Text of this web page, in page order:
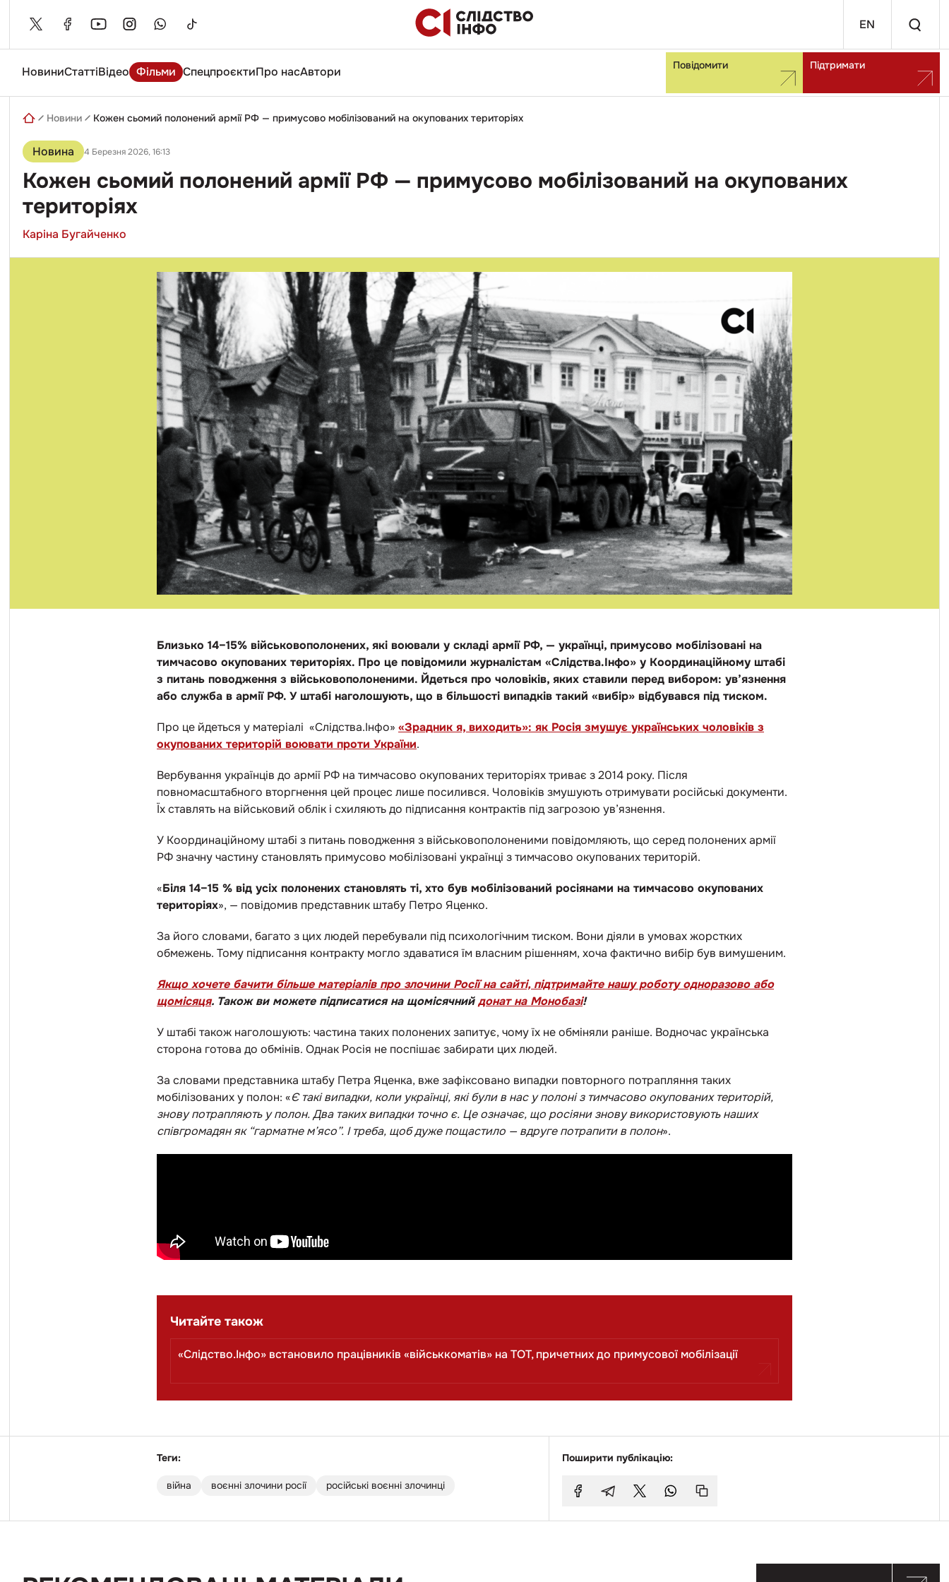
content EN
НовиниСтаттіВідео Фільми СпецпроєктиПро насАвтори Повідомити Підтримати
Введіть
Новини Кожен сьомий полонений армії РФ — примусово мобілізований на окупованих територіях
Новина 4 Березня 2026, 16:13
Кожен сьомий полонений армії РФ — примусово мобілізований на окупованих
територіях
Каріна Бугайченко
Близько 14–15% військовополонених, які воювали у складі армії РФ, — українці, примусово мобілізовані на
тимчасово окупованих територіях. Про це повідомили журналістам «Слідства.Інфо» у Координаційному штабі
з питань поводження з військовополоненими. Йдеться про чоловіків, яких ставили перед вибором: ув’язнення
або служба в армії РФ. У штабі наголошують, що в більшості випадків такий «вибір» відбувався під тиском.
Про це йдеться у матеріалі «Слідства.Інфо» «Зрадник я, виходить»: як Росія змушує українських чоловіків з
окупованих територій воювати проти України.
Вербування українців до армії РФ на тимчасово окупованих територіях триває з 2014 року. Після
повномасштабного вторгнення цей процес лише посилився. Чоловіків змушують отримувати російські документи.
Їх ставлять на військовий облік і схиляють до підписання контрактів під загрозою ув’язнення.
У Координаційному штабі з питань поводження з військовополоненими повідомляють, що серед полонених армії
РФ значну частину становлять примусово мобілізовані українці з тимчасово окупованих територій.
«Біля 14–15 % від усіх полонених становлять ті, хто був мобілізований росіянами на тимчасово окупованих
територіях», — повідомив представник штабу Петро Яценко.
За його словами, багато з цих людей перебували під психологічним тиском. Вони діяли в умовах жорстких
обмежень. Тому підписання контракту могло здаватися їм власним рішенням, хоча фактично вибір був вимушеним.
Якщо хочете бачити більше матеріалів про злочини Росії на сайті, підтримайте нашу роботу одноразово або
щомісяця. Також ви можете підписатися на щомісячнийдонат на Монобазі!
У штабі також наголошують: частина таких полонених запитує, чому їх не обміняли раніше. Водночас українська
сторона готова до обмінів. Однак Росія не поспішає забирати цих людей.
За словами представника штабу Петра Яценка, вже зафіксовано випадки повторного потрапляння таких
мобілізованих у полон: «Є такі випадки, коли українці, які були в нас у полоні з тимчасово окупованих територій,
знову потрапляють у полон. Два таких випадки точно є. Це означає, що росіяни знову використовують наших
співгромадян як “гарматне м’ясо”. І треба, щоб дуже пощастило — вдруге потрапити в полон».
Читайте також
«Слідство.Інфо» встановило працівників «військкоматів» на ТОТ, причетних до примусової мобілізації
Теги:
війна воєнні злочини росії російські воєнні злочинці
Поширити публікацію: